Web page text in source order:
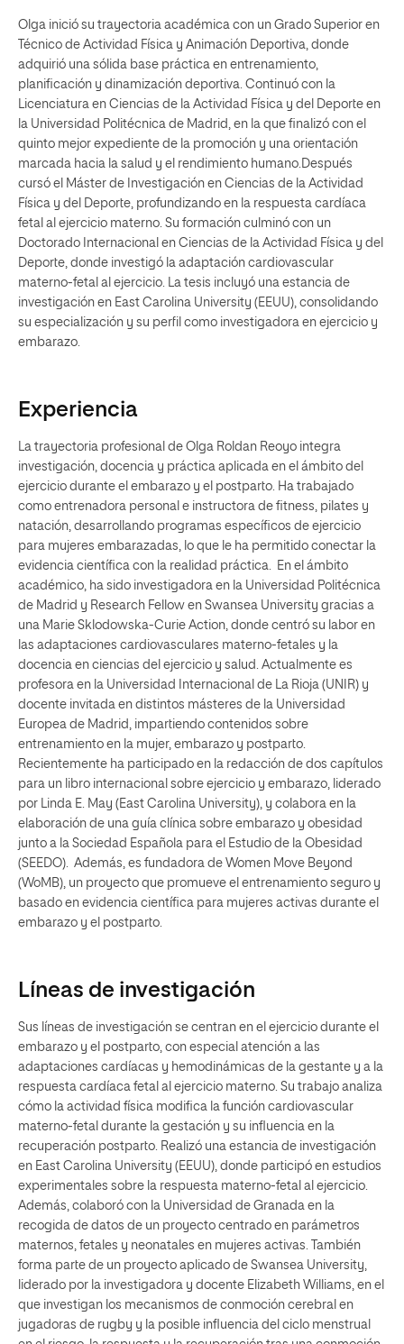
Olga inició su trayectoria académica con un Grado Superior en
Técnico de Actividad Física y Animación Deportiva, donde
adquirió una sólida base práctica en entrenamiento,
planificación y dinamización deportiva. Continuó con la
Licenciatura en Ciencias de la Actividad Física y del Deporte en
la Universidad Politécnica de Madrid, en la que finalizó con el
quinto mejor expediente de la promoción y una orientación
marcada hacia la salud y el rendimiento humano.Después
cursó el Máster de Investigación en Ciencias de la Actividad
Física y del Deporte, profundizando en la respuesta cardíaca
fetal al ejercicio materno. Su formación culminó con un
Doctorado Internacional en Ciencias de la Actividad Física y del
Deporte, donde investigó la adaptación cardiovascular
materno-fetal al ejercicio. La tesis incluyó una estancia de
investigación en East Carolina University (EEUU), consolidando
su especialización y su perfil como investigadora en ejercicio y
embarazo.
Experiencia
La trayectoria profesional de Olga Roldan Reoyo integra
investigación, docencia y práctica aplicada en el ámbito del
ejercicio durante el embarazo y el postparto. Ha trabajado
como entrenadora personal e instructora de fitness, pilates y
natación, desarrollando programas específicos de ejercicio
para mujeres embarazadas, lo que le ha permitido conectar la
evidencia científica con la realidad práctica. En el ámbito
académico, ha sido investigadora en la Universidad Politécnica
de Madrid y Research Fellow en Swansea University gracias a
una Marie Sklodowska-Curie Action, donde centró su labor en
las adaptaciones cardiovasculares materno-fetales y la
docencia en ciencias del ejercicio y salud. Actualmente es
profesora en la Universidad Internacional de La Rioja (UNIR) y
docente invitada en distintos másteres de la Universidad
Europea de Madrid, impartiendo contenidos sobre
entrenamiento en la mujer, embarazo y postparto.
Recientemente ha participado en la redacción de dos capítulos
para un libro internacional sobre ejercicio y embarazo, liderado
por Linda E. May (East Carolina University), y colabora en la
elaboración de una guía clínica sobre embarazo y obesidad
junto a la Sociedad Española para el Estudio de la Obesidad
(SEEDO). Además, es fundadora de Women Move Beyond
(WoMB), un proyecto que promueve el entrenamiento seguro y
basado en evidencia científica para mujeres activas durante el
embarazo y el postparto.
Líneas de investigación
Sus líneas de investigación se centran en el ejercicio durante el
embarazo y el postparto, con especial atención a las
adaptaciones cardíacas y hemodinámicas de la gestante y a la
respuesta cardíaca fetal al ejercicio materno. Su trabajo analiza
cómo la actividad física modifica la función cardiovascular
materno-fetal durante la gestación y su influencia en la
recuperación postparto. Realizó una estancia de investigación
en East Carolina University (EEUU), donde participó en estudios
experimentales sobre la respuesta materno-fetal al ejercicio.
Además, colaboró con la Universidad de Granada en la
recogida de datos de un proyecto centrado en parámetros
maternos, fetales y neonatales en mujeres activas. También
forma parte de un proyecto aplicado de Swansea University,
liderado por la investigadora y docente Elizabeth Williams, en el
que investigan los mecanismos de conmoción cerebral en
jugadoras de rugby y la posible influencia del ciclo menstrual